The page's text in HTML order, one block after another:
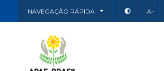
NAVEGAÇÃO RÁPIDA A-